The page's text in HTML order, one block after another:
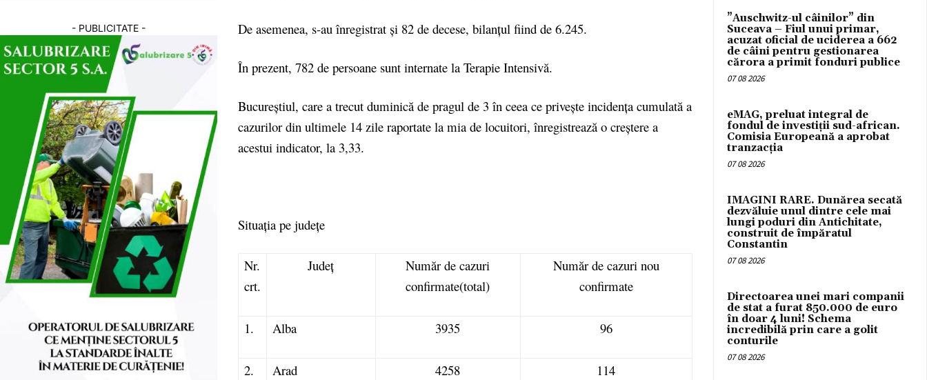
- PUBLICITATE - De asemenea, s-au înregistrat şi 82 de decese, bilanţul fiind de 6.245.
În prezent, 782 de persoane sunt internate la Terapie Intensivă.
Bucureştiul, care a trecut duminică de pragul de 3 în ceea ce priveşte incidenţa cumulată a
cazurilor din ultimele 14 zile raportate la mia de locuitori, înregistrează o creştere a
acestui indicator, la 3,33.
Situația pe județe
Nr.
crt.
Județ
Număr de cazuri
confirmate(total)
Număr de cazuri nou
confirmate
1. Alba 3935 96
2. Arad 4258 114
”Auschwitz-ul câinilor” din
Suceava – Fiul unui primar,
acuzat oficial de uciderea a 662
de câini pentru gestionarea
cărora a primit fonduri publice
07 08 2026
eMAG, preluat integral de
fondul de investiții sud-african.
Comisia Europeană a aprobat
tranzacția
07 08 2026
IMAGINI RARE. Dunărea secată
dezvăluie unul dintre cele mai
lungi poduri din Antichitate,
construit de împăratul
Constantin
07 08 2026
Directoarea unei mari companii
de stat a furat 850.000 de euro
în doar 4 luni! Schema
incredibilă prin care a golit
conturile
07 08 2026